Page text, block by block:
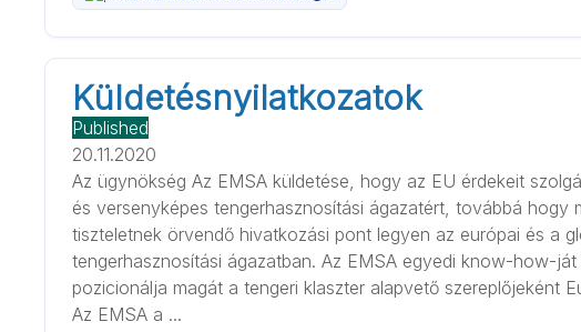
Küldetésnyilatkozatok
Published
20.11.2020
Az ügynökség Az EMSA küldetése, hogy az EU érdekeit
és versenyképes tengerhasznosítási ágazatért, továbbá hogy
tiszteletnek örvendő hivatkozási pont legyen az európai és a
tengerhasznosítási ágazatban. Az EMSA egyedi know-how-
pozicionálja magát a tengeri klaszter alapvető szereplőjeként
Az EMSA a ...